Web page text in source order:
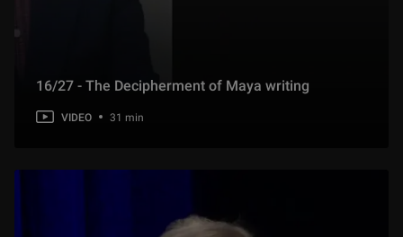
16/27 - The Decipherment of Maya writing
VIDEO 31 min